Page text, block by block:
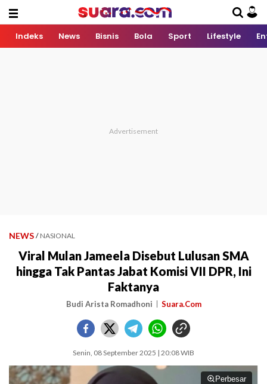
Indeks News Bisnis Bola Sport Lifestyle
NEWS / NASIONAL
Viral Mulan Jameela Disebut Lulusan SMA
hingga Tak Pantas Jabat Komisi VII DPR, Ini
Faktanya
Budi Arista Romadhoni Suara.Com
Senin, 08 September 2025 | 20:08 WIB
Perbesar